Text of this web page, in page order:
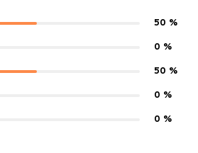
50 %
0 %
50 %
0 %
0 %